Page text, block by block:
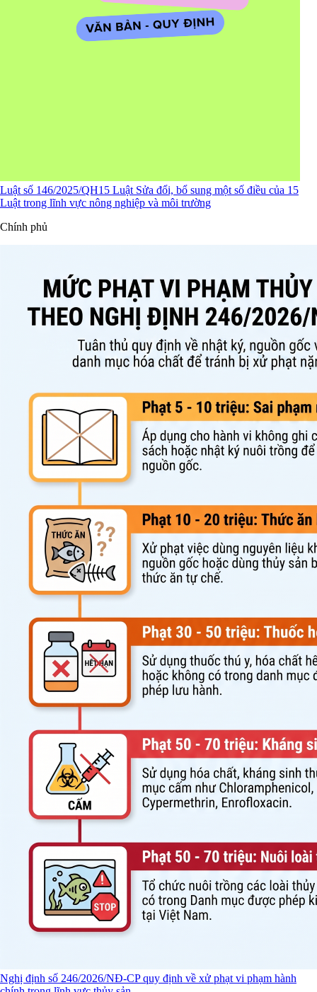
Luật số 146/2025/QH15 Luật Sửa đổi, bổ sung một số điều của 15
Luật trong lĩnh vực nông nghiệp và môi trường
Chính phủ
Nghị định số 246/2026/NĐ-CP quy định về xử phạt vi phạm hành